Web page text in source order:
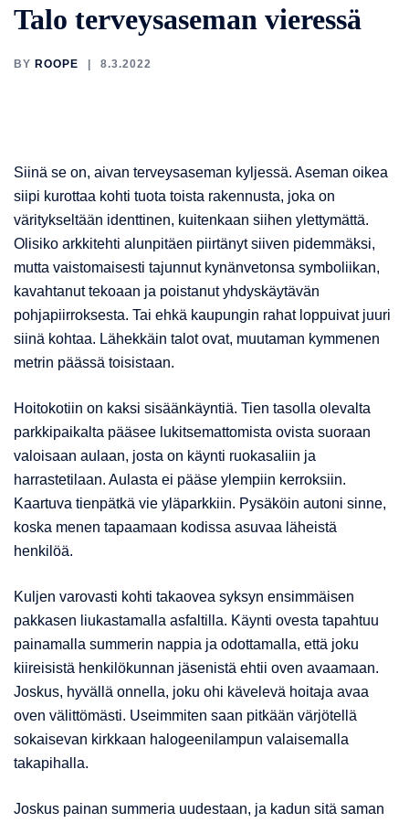
Talo terveysaseman vieressä
BY ROOPE 8.3.2022
Siinä se on, aivan terveysaseman kyljessä. Aseman oikea
siipi kurottaa kohti tuota toista rakennusta, joka on
väritykseltään identtinen, kuitenkaan siihen ylettymättä.
Olisiko arkkitehti alunpitäen piirtänyt siiven pidemmäksi,
mutta vaistomaisesti tajunnut kynänvetonsa symboliikan,
kavahtanut tekoaan ja poistanut yhdyskäytävän
pohjapiirroksesta. Tai ehkä kaupungin rahat loppuivat juuri
siinä kohtaa. Lähekkäin talot ovat, muutaman kymmenen
metrin päässä toisistaan.
Hoitokotiin on kaksi sisäänkäyntiä. Tien tasolla olevalta
parkkipaikalta pääsee lukitsemattomista ovista suoraan
valoisaan aulaan, josta on käynti ruokasaliin ja
harrastetilaan. Aulasta ei pääse ylempiin kerroksiin.
Kaartuva tienpätkä vie yläparkkiin. Pysäköin autoni sinne,
koska menen tapaamaan kodissa asuvaa läheistä
henkilöä.
Kuljen varovasti kohti takaovea syksyn ensimmäisen
pakkasen liukastamalla asfaltilla. Käynti ovesta tapahtuu
painamalla summerin nappia ja odottamalla, että joku
kiireisistä henkilökunnan jäsenistä ehtii oven avaamaan.
Joskus, hyvällä onnella, joku ohi kävelevä hoitaja avaa
oven välittömästi. Useimmiten saan pitkään värjötellä
sokaisevan kirkkaan halogeenilampun valaisemalla
takapihalla.
Joskus painan summeria uudestaan, ja kadun sitä saman